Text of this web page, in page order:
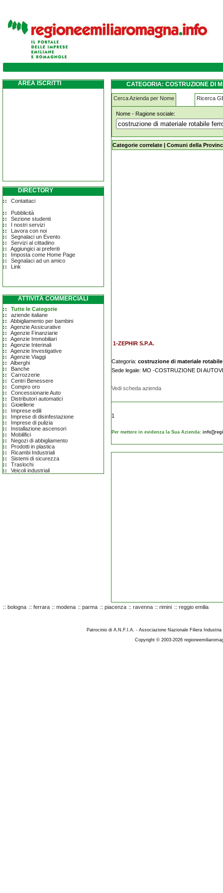
costruzione-di-materiale-rotabile-
AREA ISCRITTI
DIRECTORY
Contattaci
Pubblicità
Sezione studenti
I nostri servizi
Lavora con noi
Segnalaci un Evento
Servizi al cittadino
Aggiungici ai preferiti
Imposta come Home Page
Segnalaci ad un amico
Link
ATTIVITÀ COMMERCIALI
Tutte le Categorie
aziende italiane
Abbigliamento per bambini
Agenzie Assicurative
Agenzie Finanziarie
Agenzie Immobiliari
Agenzie Interinali
Agenzie Investigative
Agenzie Viaggi
Alberghi
Banche
Carrozzerie
Centri Benessere
Compro oro
Concessionarie Auto
Distributori automatici
Gioiellerie
Imprese edili
Imprese di disinfestazione
Imprese di pulizia
Installazione ascensori
Mobilifici
Negozi di abbigliamento
Prodotti in plastica
Ricambi Industriali
Sistemi di sicurezza
Traslochi
Veicoli industriali
CATEGORIA: COSTRUZIONE DI
Cerca Azienda per Nome Ricerca
Nome - Ragione sociale:
costruzione-di-materiale-rotabile-
Categorie correlate | Comuni della
1-ZEPHIR S.P.A.
Categoria: costruzione di materiale
Sede legale: MO -COSTRUZIONE DI
Vedi scheda azienda
1
Per mettere in evidenza la Sua Azienda:
:: bologna :: ferrara :: modena :: parma :: piacenza :: ravenna :: rimini :: reggio emilia
Patrocinio di A.N.F.I.A. - Associazione Nazionale Filiera
Copyright © 2003-2026